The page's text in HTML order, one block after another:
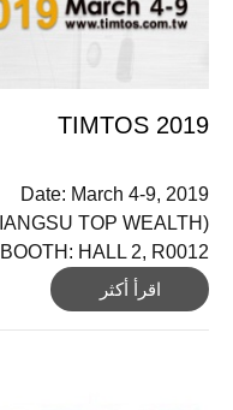
TIMTOS 2019
Date: March 4-9, 2019
TOP WEALTH)
BOOTH: HALL 2, R0012
اقرأ أكثر